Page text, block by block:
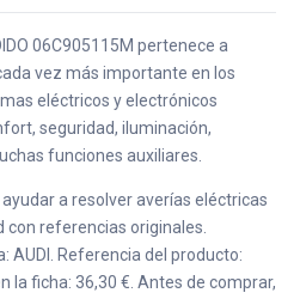
06C905115M pertenece a
vez más importante en los
eléctricos y electrónicos
seguridad, iluminación,
funciones auxiliares.
a resolver averías eléctricas
referencias originales.
AUDI. Referencia del producto:
la ficha: 36,30 €. Antes de comprar,